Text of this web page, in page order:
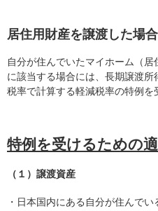
居住用財産を譲渡した場
自分が住んでいたマイホーム（
に該当する場合には、長期譲渡
税率で計算する軽減税率の特例を
特例を受けるための
（１）譲渡資産
・日本国内にある自分が住んでい